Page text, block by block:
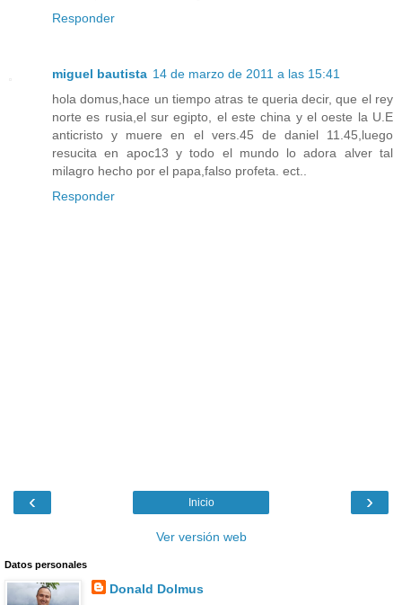
Responder
miguel bautista 14 de marzo de 2011 a las 15:41
hola domus,hace un tiempo atras te queria decir, que el rey
norte es rusia,el sur egipto, el este china y el oeste la U.E
anticristo y muere en el vers.45 de daniel 11.45,luego
resucita en apoc13 y todo el mundo lo adora alver tal
milagro hecho por el papa,falso profeta. ect..
Responder
‹ ›
Inicio
Ver versión web
Datos personales
Donald Dolmus